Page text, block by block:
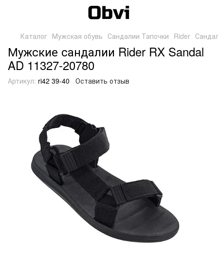
Каталог Мужская обувь Сандалии Тапочки Rider
Мужские сандалии Rider RX Sandal
AD 11327-20780
Артикул: ri42 39-40 Оставить отзыв